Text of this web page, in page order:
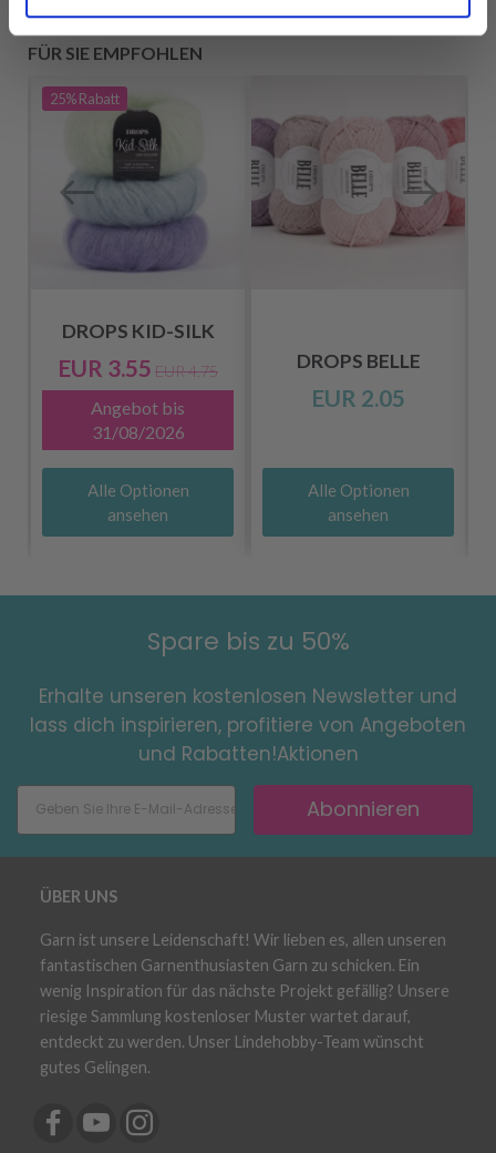
FÜR SIE EMPFOHLEN
25%Rabatt
DROPS KID-SILK
EUR 3.55 EUR 4.75
Angebot bis
31/08/2026
Alle Optionen
ansehen
DROPS BELLE
EUR 2.05
Alle Optionen
ansehen
Spare bis zu 50%
Erhalte unseren kostenlosen Newsletter und
lass dich inspirieren, profitiere von Angeboten
und Rabatten!Aktionen
Abonnieren
ÜBER UNS
Garn ist unsere Leidenschaft! Wir lieben es, allen unseren
fantastischen Garnenthusiasten Garn zu schicken. Ein
wenig Inspiration für das nächste Projekt gefällig? Unsere
riesige Sammlung kostenloser Muster wartet darauf,
entdeckt zu werden. Unser Lindehobby-Team wünscht
gutes Gelingen.